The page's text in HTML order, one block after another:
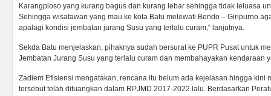
Karangploso yang kurang bagus dan kurang lebar sehingga tidak leluasa
Sehingga wisatawan yang mau ke kota Batu melewati Bendo – Giripurno
apalagi kondisi jembatan jurang Susu yang terlalu curam,“ lanjutnya.
Sekda Batu menjelaskan, pihaknya sudah bersurat ke PUPR Pusat untuk
Jembatan Jurang Susu yang terlalu curam dan membahayakan kendaraan
Zadiem Efisiensi mengatakan, rencana itu belum ada kejelasan hingga kini
tersebut telah dituangkan dalam RPJMD 2017-2022 lalu. Berdasarkan